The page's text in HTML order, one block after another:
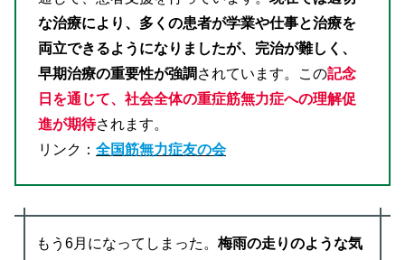
な治療により、多くの患者が学業や仕事と治療を
両立できるようになりましたが、完治が難しく、
早期治療の重要性が強調 されています。この記念
日を通じて、社会全体の重症筋無力症への理解促
進が期待されます。
リンク： 全国筋無力症友の会
もう6月になってしまった。 梅雨の走りのような気